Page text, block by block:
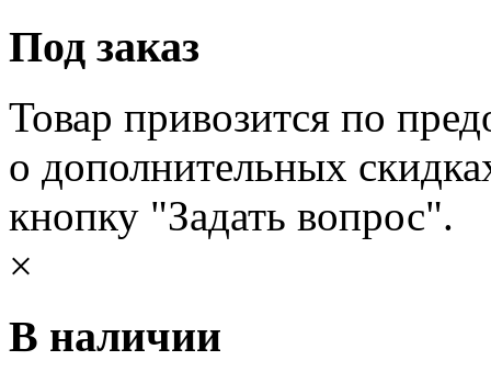
Под заказ
Товар привозится по
о дополнительных
кнопку "Задать вопрос".
×
В наличии